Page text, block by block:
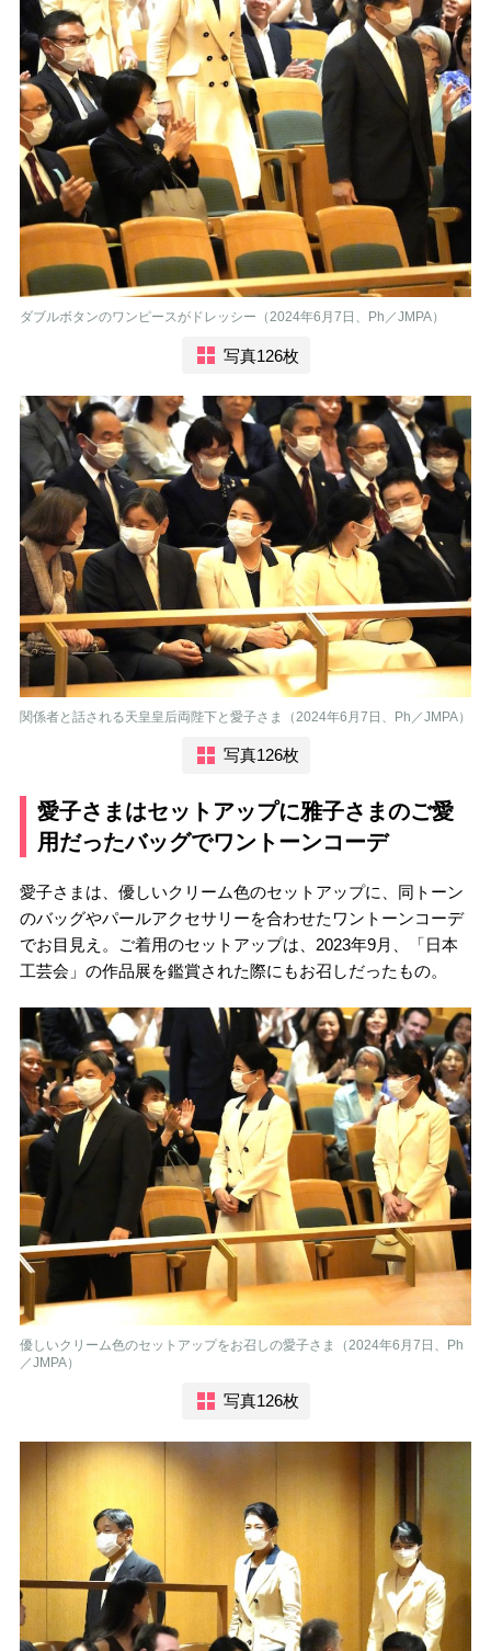
ダブルボタンのワンピースがドレッシー（2024年6月7日、Ph／JMPA）
写真126枚
関係者と話される天皇皇后両陛下と愛子さま（2024年6月7日、Ph／JMPA）
写真126枚
愛子さまはセットアップに雅子さまのご愛
用だったバッグでワントーンコーデ
愛子さまは、優しいクリーム色のセットアップに、同トーン
のバッグやパールアクセサリーを合わせたワントーンコーデ
でお目見え。ご着用のセットアップは、2023年9月、「日本
工芸会」の作品展を鑑賞された際にもお召しだったもの。
優しいクリーム色のセットアップをお召しの愛子さま（2024年6月7日、Ph
／JMPA）
写真126枚